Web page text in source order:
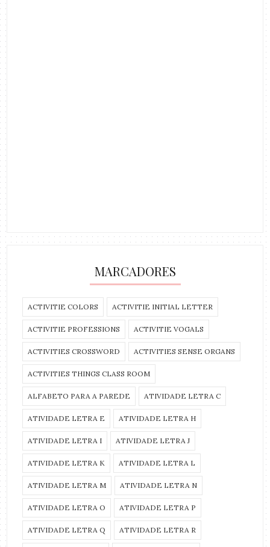
MARCADORES
ACTIVITIE COLORS ACTIVITIE INITIAL LETTER
ACTIVITIE PROFESSIONS ACTIVITIE VOGALS
ACTIVITIES CROSSWORD ACTIVITIES SENSE ORGANS
ACTIVITIES THINGS CLASS ROOM
ALFABETO PARA A PAREDE ATIVIDADE LETRA C
ATIVIDADE LETRA E ATIVIDADE LETRA H
ATIVIDADE LETRA I ATIVIDADE LETRA J
ATIVIDADE LETRA K ATIVIDADE LETRA L
ATIVIDADE LETRA M ATIVIDADE LETRA N
ATIVIDADE LETRA O ATIVIDADE LETRA P
ATIVIDADE LETRA Q ATIVIDADE LETRA R